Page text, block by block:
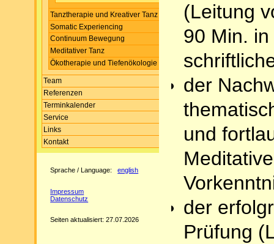
Tanztherapie und Kreativer Tanz
Somatic Experiencing
Continuum Bewegung
Meditativer Tanz
Ökotherapie und Tiefenökologie
Team
Referenzen
Terminkalender
Service
Links
Kontakt
Sprache / Language:english
Impressum
Datenschutz
Seiten aktualisiert: 27.07.2026
(Leitung
90 Min.
der
und
der
Prüfung